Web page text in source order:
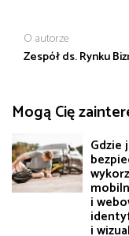
O autorze
Zespół ds. Rynku
Mogą Cię
Gdzie
i
i